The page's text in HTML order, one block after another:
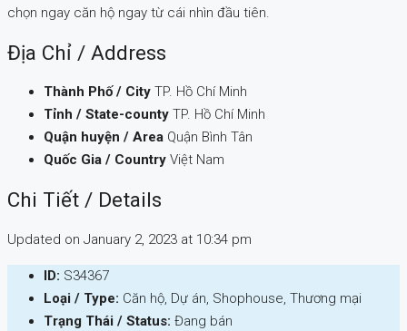
chọn ngay căn hộ ngay từ cái nhìn đầu tiên.
Địa Chỉ / Address
Thành Phố / City TP. Hồ Chí Minh
Tỉnh / State-county TP. Hồ Chí Minh
Quận huyện / Area Quận Bình Tân
Quốc Gia / Country Việt Nam
Chi Tiết / Details
Updated on January 2, 2023 at 10:34 pm
ID: S34367
Loại / Type: Căn hộ, Dự án, Shophouse, Thương mại
Trạng Thái / Status: Đang bán